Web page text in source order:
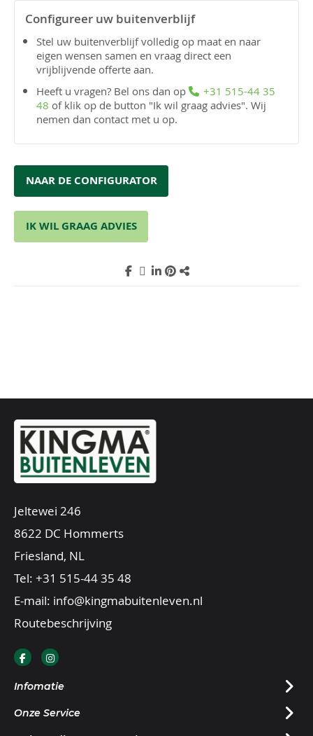
Dakconstructie bestaat uit robuuste
gordingbalken 45 x 160 mm
Dakbeschot bestaat uit veilingdelen 16 x 110
mm
Dakbedekking van EPDM rubberfolie
Boeidelen 28 mm
Configureer uw buitenverblijf
Stel uw buitenverblijf volledig op maat en naar
eigen wensen samen en vraag direct een
vrijblijvende offerte aan.
Heeft u vragen? Bel ons dan op
+31 515-44 35
48 of klik op de button "Ik wil graag advies". Wij
nemen dan contact met u op.
NAAR DE CONFIGURATOR
IK WIL GRAAG ADVIES
Jeltewei 246
8622 DC Hommerts
Friesland, NL
Tel: +31 515-44 35 48
E-mail: info@kingmabuitenleven.nl
Routebeschrijving
Infomatie
Onze Service